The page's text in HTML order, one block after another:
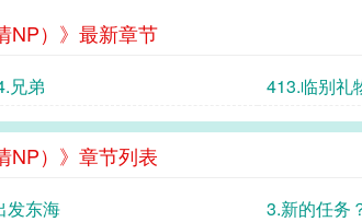
NP）》最新章节
兄弟 413.临别礼
NP）》章节列表
发东海 3.新的任务